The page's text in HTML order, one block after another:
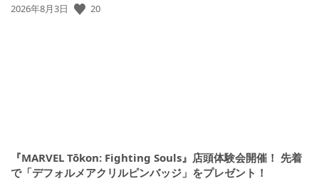
公
2026年8月3日 20
『MARVEL Tōkon: Fighting Souls』店頭体験会開催！ 先着
で「デフォルメアクリルピンバッジ」をプレゼント！